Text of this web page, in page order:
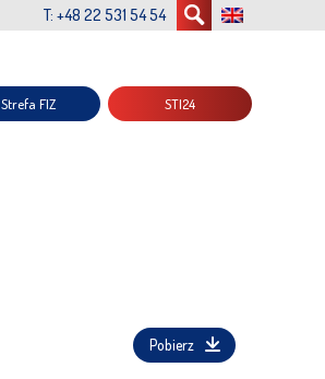
T: +48 22 531 54 54
Strefa FIZ STI24
Pobierz